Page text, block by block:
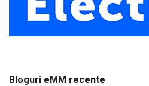
Bloguri eMM recente